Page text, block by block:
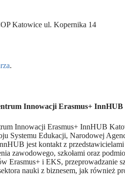
Katowice ul. Kopernika 14
.
Innowacji Erasmus+ InnHUB
Innowacji Erasmus+ InnHUB
Systemu Edukacji, Narodowej
jest kontakt z
zawodowego, szkołami oraz
Erasmus+ i EKS, przeprowadzanie
nauki z biznesem, jak również